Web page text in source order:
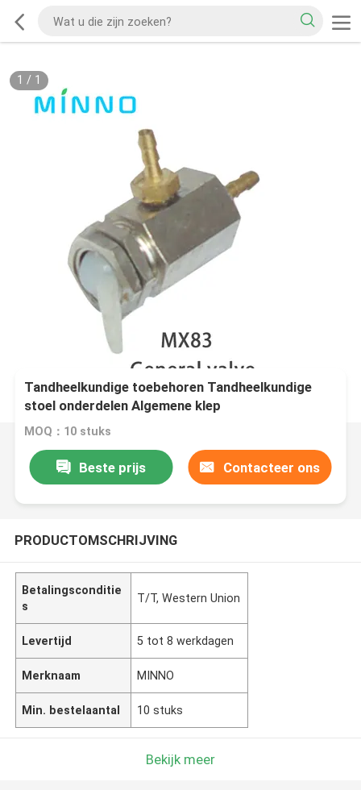
1 / 1
Tandheelkundige toebehoren Tandheelkundige
stoel onderdelen Algemene klep
MOQ：10 stuks
Beste prijs Contacteer ons
PRODUCTOMSCHRIJVING
Betalingsconditie
s
T/T, Western Union
Levertijd 5 tot 8 werkdagen
Merknaam MINNO
Min. bestelaantal 10 stuks
Bekijk meer